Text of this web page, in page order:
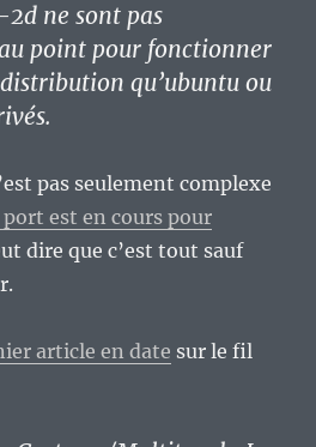
ne sont pas
point pour fonctionner
qu’ubuntu ou
pas seulement complexe
port est en cours pour
dire que c’est tout sauf
article en date sur le fil